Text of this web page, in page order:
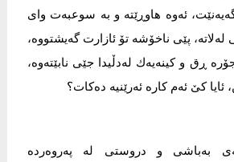
ئه‌وه‌ هاوڕێته‌ و به‌ سوعبه‌ت وای‌
له‌لاته‌، پێی‌ ناخۆشه‌ تۆ ئازارت گه‌یشتووه‌،
ڕق و كینه‌یه‌ك له‌دڵیدا جێی‌ نابێته‌وه‌،
ئایا كێ‌ ئه‌م كاره‌ ئه‌رێنیه‌ ده‌كات؟
به‌باشی‌ و دروستی‌ له‌ په‌روه‌رده‌